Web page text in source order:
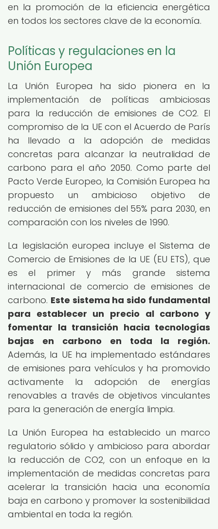
en la promoción de la eficiencia energética
en todos los sectores clave de la economía.
Políticas y regulaciones en la
Unión Europea
La Unión Europea ha sido pionera en la
implementación de políticas ambiciosas
para la reducción de emisiones de CO2. El
compromiso de la UE con el Acuerdo de París
ha llevado a la adopción de medidas
concretas para alcanzar la neutralidad de
carbono para el año 2050. Como parte del
Pacto Verde Europeo, la Comisión Europea ha
propuesto un ambicioso objetivo de
reducción de emisiones del 55% para 2030, en
comparación con los niveles de 1990.
La legislación europea incluye el Sistema de
Comercio de Emisiones de la UE (EU ETS), que
es el primer y más grande sistema
internacional de comercio de emisiones de
carbono. Este sistema ha sido fundamental
para establecer un precio al carbono y
fomentar la transición hacia tecnologías
bajas en carbono en toda la región.
Además, la UE ha implementado estándares
de emisiones para vehículos y ha promovido
activamente la adopción de energías
renovables a través de objetivos vinculantes
para la generación de energía limpia.
La Unión Europea ha establecido un marco
regulatorio sólido y ambicioso para abordar
la reducción de CO2, con un enfoque en la
implementación de medidas concretas para
acelerar la transición hacia una economía
baja en carbono y promover la sostenibilidad
ambiental en toda la región.